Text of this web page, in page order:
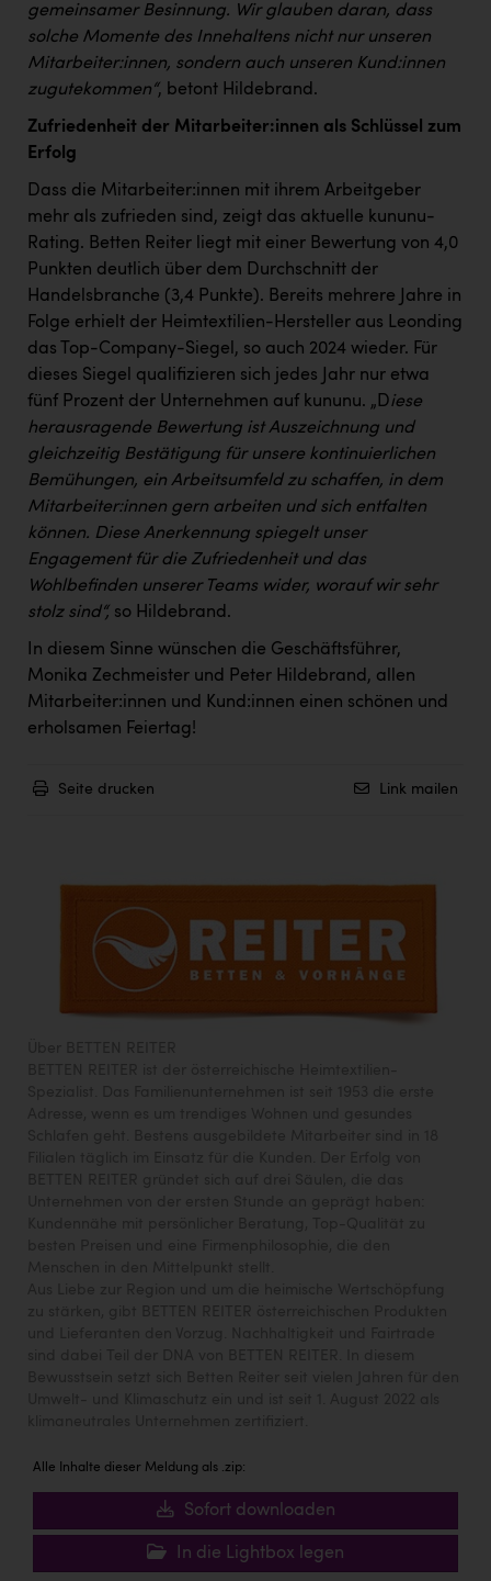
Seher + Partner
Smurfit Westrock Nettingsdorf
TGW Logistics
TRAILOMAT & Cycling Austria
VERITAS
Vier Diamanten
Vorlagenportal
Wir besiegen Krebs
Wirtschaftskammer OÖ
ZGONC
ZULuft - Zukunft Luft Austria
z.l.ö.
Österreichisches Hebammengremium
Wirtschaftskammer OÖ Energiehandel
Dopgas
kunden basics
kontakt
gemeinsamer Besinnung. Wir glauben daran, dass
solche Momente des Innehaltens nicht nur unseren
Mitarbeiter:innen, sondern auch unseren Kund:innen
zugutekommen“, betont Hildebrand.
Zufriedenheit der Mitarbeiter:innen als Schlüssel zum
Erfolg
Dass die Mitarbeiter:innen mit ihrem Arbeitgeber
mehr als zufrieden sind, zeigt das aktuelle kununu-
Rating. Betten Reiter liegt mit einer Bewertung von 4,0
Punkten deutlich über dem Durchschnitt der
Handelsbranche (3,4 Punkte). Bereits mehrere Jahre in
Folge erhielt der Heimtextilien-Hersteller aus Leonding
das Top-Company-Siegel, so auch 2024 wieder. Für
dieses Siegel qualifizieren sich jedes Jahr nur etwa
fünf Prozent der Unternehmen auf kununu. „Diese
herausragende Bewertung ist Auszeichnung und
gleichzeitig Bestätigung für unsere kontinuierlichen
Bemühungen, ein Arbeitsumfeld zu schaffen, in dem
Mitarbeiter:innen gern arbeiten und sich entfalten
können. Diese Anerkennung spiegelt unser
Engagement für die Zufriedenheit und das
Wohlbefinden unserer Teams wider, worauf wir sehr
stolz sind“, so Hildebrand.
In diesem Sinne wünschen die Geschäftsführer,
Monika Zechmeister und Peter Hildebrand, allen
Mitarbeiter:innen und Kund:innen einen schönen und
erholsamen Feiertag!
Seite drucken Link mailen
Alle Inhalte dieser Meldung als .zip:
Sofort downloaden
In die Lightbox legen